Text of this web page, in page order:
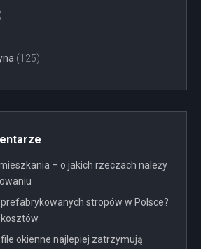
(125)
– o jakich rzeczach należy
stropów w Polsce?
okienne najlepiej zatrzymują